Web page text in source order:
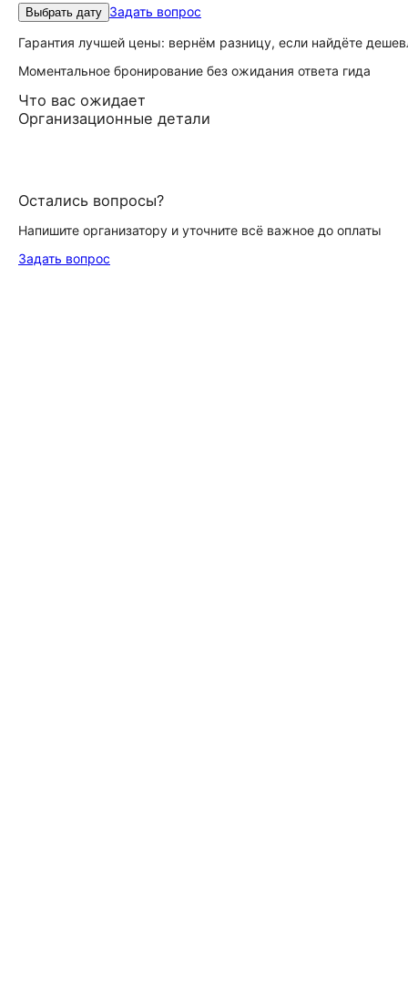
Выбрать дату Задать вопрос
Гарантия лучшей цены: вернём разницу, если найдёте
Моментальное бронирование без ожидания ответа гида
Что вас ожидает
Организационные детали
Остались вопросы?
Напишите организатору и уточните всё важное до оплаты
Задать вопрос